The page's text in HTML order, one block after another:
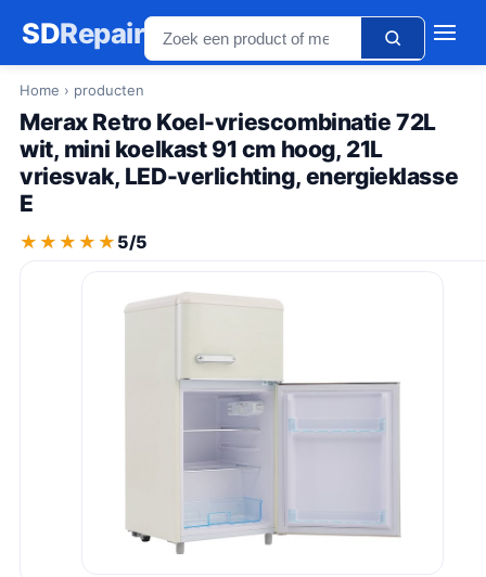
SDRepair
Home › producten
Merax Retro Koel-vriescombinatie 72L
wit, mini koelkast 91 cm hoog, 21L
vriesvak, LED-verlichting, energieklasse
E
★★★★★
★★★★★ 5/5